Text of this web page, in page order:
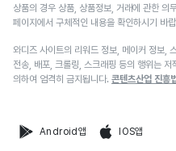
상품의 경우 상품, 상품정보, 거래에 관한 의
페이지에서 구체적인 내용을 확인하시기 바
와디즈 사이트의 리워드 정보, 메이커 정보,
전송, 배포, 크롤링, 스크래핑 등의 행위는 저
의하여 엄격히 금지됩니다. 콘텐츠산업 진흥
Android앱 IOS앱